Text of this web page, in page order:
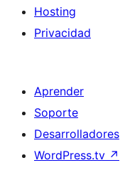
Hosting
Privacidad
Aprender
Soporte
Desarrolladores
WordPress.tv ↗